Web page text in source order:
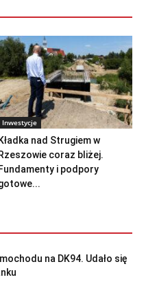
Inwestycje
Kładka nad Strugiem w
Rzeszowie coraz bliżej.
Fundamenty i podpory
na DK94. Udało się